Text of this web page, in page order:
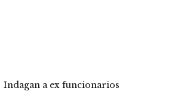
Indagan a ex funcionarios